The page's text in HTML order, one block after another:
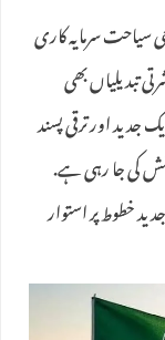
سیاحت سرمایہ کاری
تبدیلیاں بھی
اور ترقی پسند
کی جا رہی ہے.
خطوط پر استوار